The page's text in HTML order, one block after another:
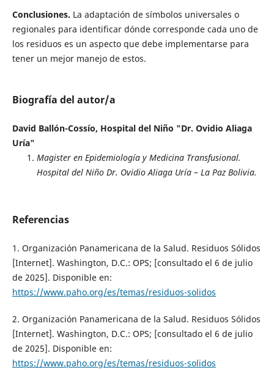
Conclusiones. La adaptación de símbolos universales o
regionales para identificar dónde corresponde cada uno de
los residuos es un aspecto que debe implementarse para
tener un mejor manejo de estos.
Biografía del autor/a
David Ballón-Cossío, Hospital del Niño "Dr. Ovidio Aliaga
Uría"
Magister en Epidemiología y Medicina Transfusional.
Hospital del Niño Dr. Ovidio Aliaga Uría – La Paz Bolivia.
Referencias
1. Organización Panamericana de la Salud. Residuos Sólidos
[Internet]. Washington, D.C.: OPS; [consultado el 6 de julio
de 2025]. Disponible en:
https://www.paho.org/es/temas/residuos-solidos
2. Organización Panamericana de la Salud. Residuos Sólidos
[Internet]. Washington, D.C.: OPS; [consultado el 6 de julio
de 2025]. Disponible en:
https://www.paho.org/es/temas/residuos-solidos